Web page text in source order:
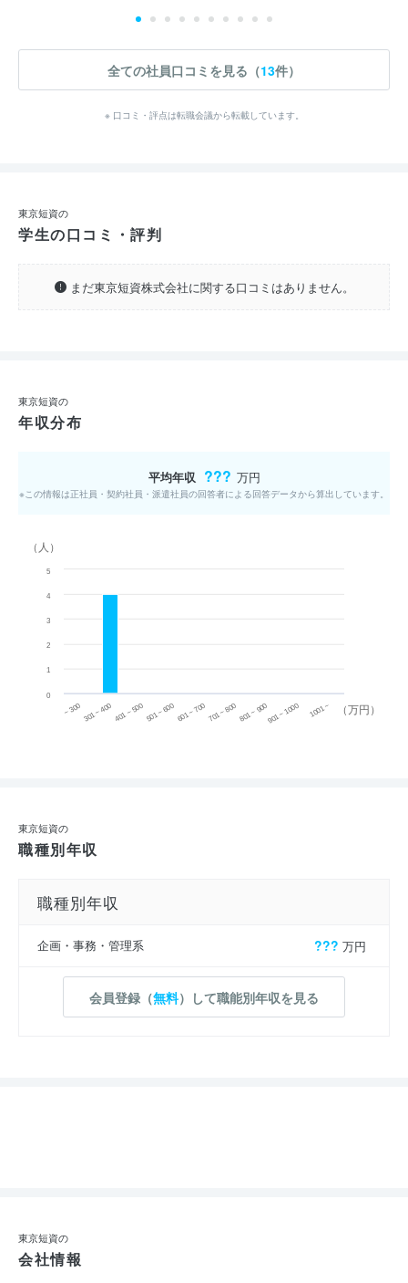
全ての社員口コミを見る（13件）
※ 口コミ・評点は転職会議から転載しています。
東京短資の
学生の口コミ・評判
まだ東京短資株式会社に関する口コミはありません。
東京短資の
年収分布
平均年収 ??? 万円
※この情報は正社員・契約社員・派遣社員の回答者による回答データから算出しています。
（万円）
（人）
~ 300 301 ~ 400 401 ~ 500501 ~ 600601 ~ 700701 ~ 800801 ~ 900901 ~ 1000 1001 ~
0
1
2
3
4
5
東京短資の
職種別年収
職種別年収
企画・事務・管理系 ??? 万円
会員登録（無料）して職能別年収を見る
東京短資の
会社情報